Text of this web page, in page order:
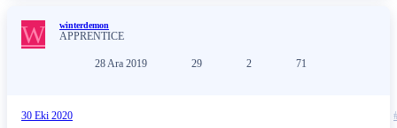
W winterdemon
APPRENTICE
28 Ara 2019 29 2 71
30 Eki 2020